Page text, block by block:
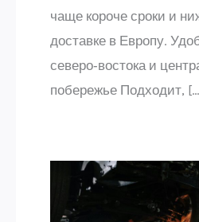
чаще короче сроки и
доставке в Европу.
северо‑востока и
побережье Подходит,